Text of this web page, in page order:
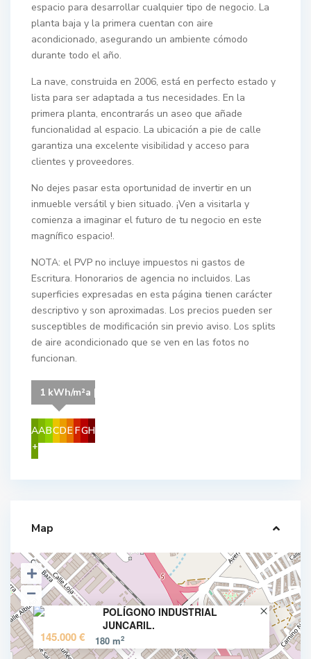
espacio para desarrollar cualquier tipo de negocio. La
planta baja y la primera cuentan con aire
acondicionado, asegurando un ambiente cómodo
durante todo el año.
La nave, construida en 2006, está en perfecto estado y
lista para ser adaptada a tus necesidades. En la
primera planta, encontrarás un aseo que añade
funcionalidad al espacio. La ubicación a pie de calle
garantiza una excelente visibilidad y acceso para
clientes y proveedores.
No dejes pasar esta oportunidad de invertir en un
inmueble versátil y bien situado. ¡Ven a visitarla y
comienza a imaginar el futuro de tu negocio en este
magnífico espacio!.
NOTA: el PVP no incluye impuestos ni gastos de
Escritura. Honorarios de agencia no incluidos. Las
superficies expresadas en esta página tienen carácter
descriptivo y son aproximadas. Los precios pueden ser
susceptibles de modificación sin previo aviso. Los splits
de aire acondicionado que se ven en las fotos no
funcionan.
A
+
AB
1 kWh/m²a | Your energy class is C
CDEFGH
Map
POLÍGONO INDUSTRIAL
JUNCARIL.
145.000 € 180 m2